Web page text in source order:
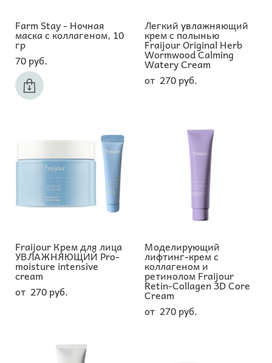
Farm Stay - Ночная
маска с коллагеном, 10
гр
70 pуб.
Легкий увлажняющий
крем с полынью
Fraijour Original Herb
Wormwood Calming
Watery Cream
от 270 pуб.
Fraijour Крем для лица
УВЛАЖНЯЮЩИЙ Pro-
moisture intensive
cream
от 270 pуб.
Моделирующий
лифтинг-крем c
коллагеном и
ретинолом Fraijour
Retin-Collagen 3D Core
Cream
от 270 pуб.